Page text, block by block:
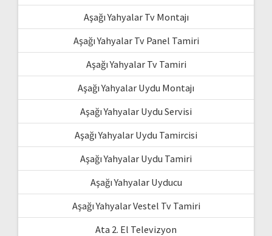
Aşağı Yahyalar Tv Montajı
Aşağı Yahyalar Tv Panel Tamiri
Aşağı Yahyalar Tv Tamiri
Aşağı Yahyalar Uydu Montajı
Aşağı Yahyalar Uydu Servisi
Aşağı Yahyalar Uydu Tamircisi
Aşağı Yahyalar Uydu Tamiri
Aşağı Yahyalar Uyducu
Aşağı Yahyalar Vestel Tv Tamiri
Ata 2. El Televizyon